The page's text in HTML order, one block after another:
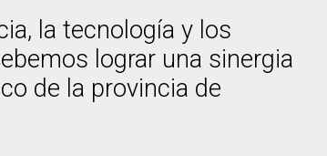
la tecnología y los
lograr una sinergia
de la provincia de